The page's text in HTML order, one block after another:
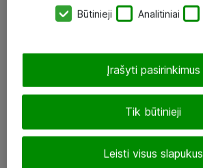
Įgyvendinti projektai
J. Rutkausko g. 6, Vilnius
Būtinieji Analitiniai
Tik būtinieji
Leisti visus slapukus
Įrašyti pasirinkimus